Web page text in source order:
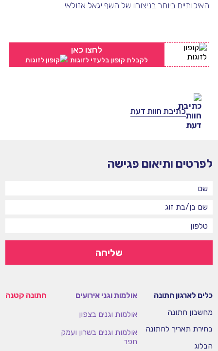
האיכותיים ביותר בניצוחו של השף יגאל אזולאי.
לחצו כאן
לקבלת קופון בלעדי לזוגות
כתיבת חוות דעת
אולמות וגני אירועים
אולמות וגנים בצפון
אולמות וגנים בשרון ועמק
חפר
חתונה קטנה
כלים לארגון חתונה
מחשבון חתונה
בחירת תאריך לחתונה
הבלוג
לפרטים ותיאום פגישה
שליחה